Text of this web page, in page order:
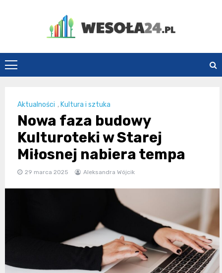
Wesoła24.pl
Aktualności , Kultura i sztuka
Nowa faza budowy
Kulturoteki w Starej
Miłosnej nabiera tempa
29 marca 2025 Aleksandra Wójcik